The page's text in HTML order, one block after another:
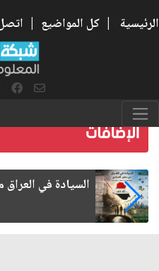
الرئيسية | كل المواضيع |
ما بعد